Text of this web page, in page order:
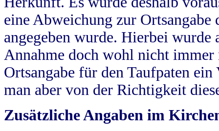
eine Abweichung zur
angegeben wurde. Hierbei wurde
Annahme doch wohl nicht
Ortsangabe für den Taufpaten
man aber von der Richtigkeit
Zusätzliche Angaben im